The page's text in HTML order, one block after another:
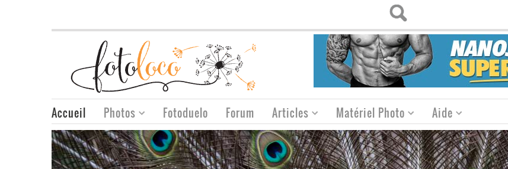
Accueil Photos Fotoduelo Forum Articles Matériel Photo Aide